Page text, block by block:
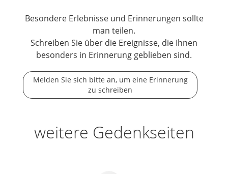
Besondere Erlebnisse und Erinnerungen sollte
man teilen.
Schreiben Sie über die Ereignisse, die Ihnen
besonders in Erinnerung geblieben sind.
Melden Sie sich bitte an, um eine Erinnerung
zu schreiben
weitere Gedenkseiten